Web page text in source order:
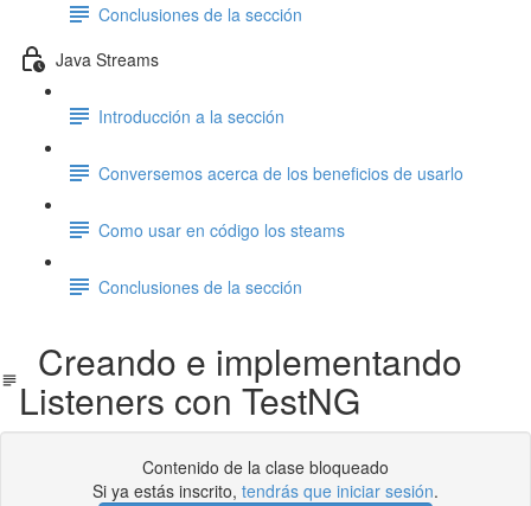
Conclusiones de la sección
Java Streams
Introducción a la sección
Conversemos acerca de los beneficios de usarlo
Como usar en código los steams
Conclusiones de la sección
Creando e implementando
Listeners con TestNG
Contenido de la clase bloqueado
Si ya estás inscrito, tendrás que iniciar sesión.